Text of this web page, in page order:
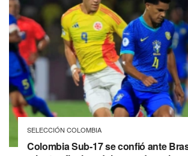
SELECCIÓN COLOMBIA
Colombia Sub-17 se confió ante